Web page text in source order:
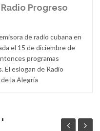
Radio Progreso
de radio cubana en
el 15 de diciembre de
programas
El eslogan de Radio
la Alegría